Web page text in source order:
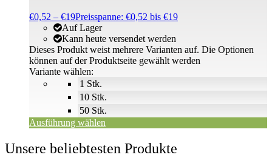
€0,52 – €19Preisspanne: €0,52 bis €19
1 Stk.
10 Stk.
50 Stk.
Auf Lager
Kann heute versendet werden
Variante wählen:
Ausführung wählen
Dieses Produkt weist mehrere Varianten auf. Die Optionen
können auf der Produktseite gewählt werden
Unsere beliebtesten Produkte